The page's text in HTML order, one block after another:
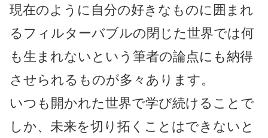
現在のように自分の好きなものに囲まれ
るフィルターバブルの閉じた世界では何
も生まれないという筆者の論点にも納得
させられるものが多々あります。
いつも開かれた世界で学び続けることで
しか、未来を切り拓くことはできないと